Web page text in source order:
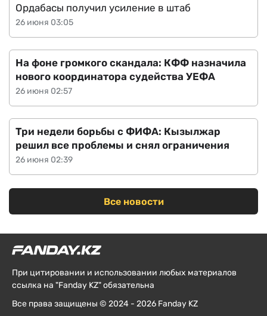
26 июня 03:05
Ордабасы получил усиление в штаб
26 июня 02:57
На фоне громкого скандала: КФФ назначила
нового координатора судейства УЕФА
26 июня 02:39
Три недели борьбы с ФИФА: Кызылжар
решил все проблемы и снял ограничения
Все новости
При цитировании и использовании любых материалов
ссылка на "Fanday KZ" обязательна
Все права защищены © 2024 - 2026 Fanday KZ